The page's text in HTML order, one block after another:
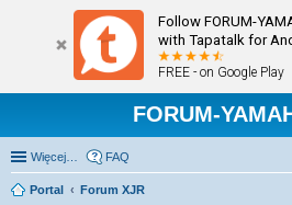
Follow FORUM-
with Tapatalk for
FREE - on Google Play
FORUM-
Więcej… FAQ
Portal
Forum XJR